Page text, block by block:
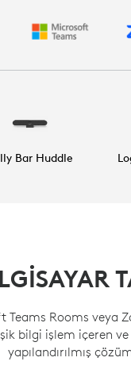
Bar Huddle
Teams Rooms veya
bilgi işlem içeren
yapılandırılmış